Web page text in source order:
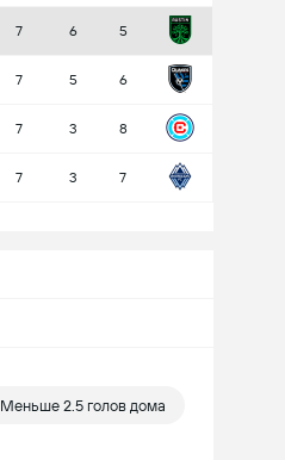
7 6 5
7 5 6
7 3 8
7 3 7
Меньше 2.5 голов дома